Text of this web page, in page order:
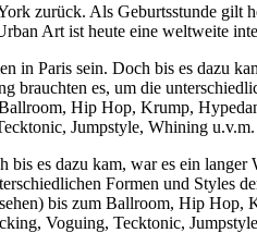
zurück. Als Geburtsstunde gilt
Art ist heute eine weltweite
in Paris sein. Doch bis es dazu
brauchten es, um die
Hip Hop, Krump,
Jumpstyle, Whining
es dazu kam, war es ein
Formen und Styles
bis zum Ballroom, Hip
Voguing, Tecktonic,